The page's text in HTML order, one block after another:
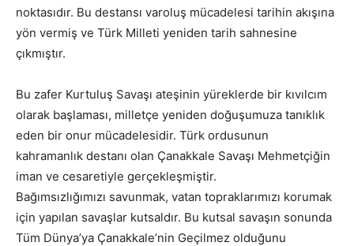
noktasıdır. Bu destansı varoluş mücadelesi tarihin akışına
yön vermiş ve Türk Milleti yeniden tarih sahnesine
çıkmıştır.
Bu zafer Kurtuluş Savaşı ateşinin yüreklerde bir kıvılcım
olarak başlaması, milletçe yeniden doğuşumuza tanıklık
eden bir onur mücadelesidir. Türk ordusunun
kahramanlık destanı olan Çanakkale Savaşı Mehmetçiğin
iman ve cesaretiyle gerçekleşmiştir.
Bağımsızlığımızı savunmak, vatan topraklarımızı korumak
için yapılan savaşlar kutsaldır. Bu kutsal savaşın sonunda
Tüm Dünya’ya Çanakkale’nin Geçilmez olduğunu